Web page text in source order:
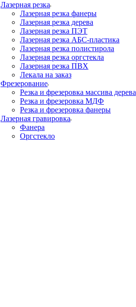
Лазерная резка
Лазерная резка фанеры
Лазерная резка дерева
Лазерная резка ПЭТ
Лазерная резка АБС-пластика
Лазерная резка полистирола
Лазерная резка оргстекла
Лазерная резка ПВХ
Лекала на заказ
Фрезерование
Резка и фрезеровка массива дерева
Резка и фрезеровка МДФ
Резка и фрезеровка фанеры
Лазерная гравировка
Фанера
Орг­стек­ло